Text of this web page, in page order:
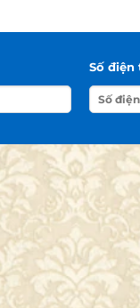
phận nằm phía
nhọn hoặc
khá đa dạng,
ghi thông tin
Số điện